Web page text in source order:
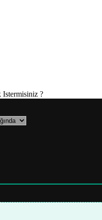
Istermisiniz ?